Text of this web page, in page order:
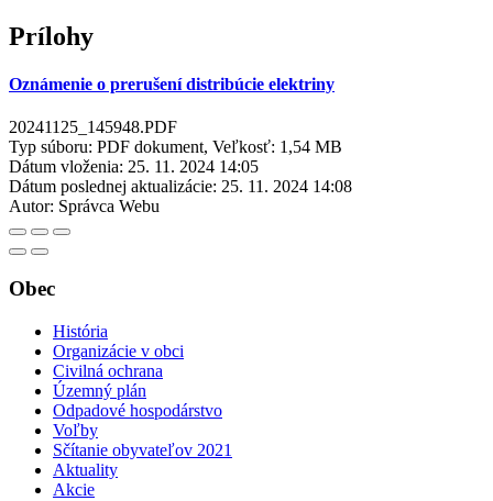
Prílohy
Oznámenie o prerušení distribúcie elektriny
20241125_145948.PDF
Typ súboru: PDF dokument, Veľkosť: 1,54 MB
Dátum vloženia: 25. 11. 2024 14:05
Dátum poslednej aktualizácie: 25. 11. 2024 14:08
Autor: Správca Webu
Obec
História
Organizácie v obci
Civilná ochrana
Územný plán
Odpadové hospodárstvo
Voľby
Sčítanie obyvateľov 2021
Aktuality
Akcie